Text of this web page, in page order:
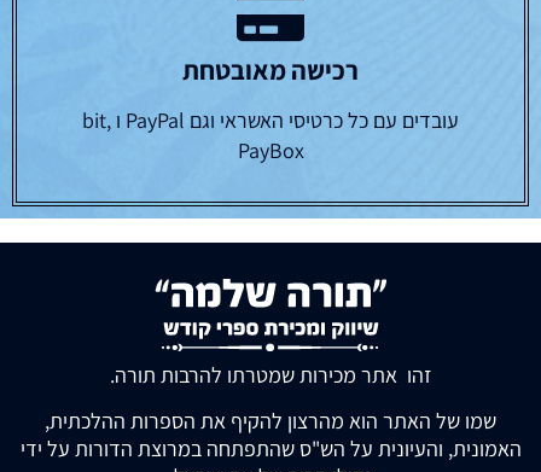
רכישה מאובטחת
עובדים עם כל כרטיסי האשראי וגם PayPal ו bit,
PayBox
זהו אתר מכירות שמטרתו להרבות תורה.
שמו של האתר הוא מהרצון להקיף את הספרות ההלכתית,
האמונית, והעיונית על הש"ס שהתפתחה במרוצת הדורות על ידי